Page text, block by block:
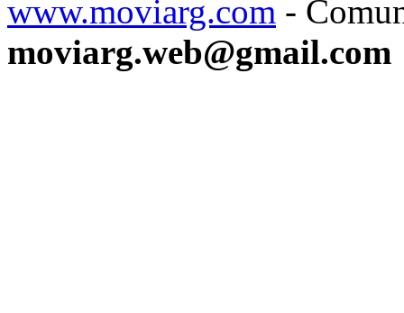
www.moviarg.com -
moviarg.web@gmail.com